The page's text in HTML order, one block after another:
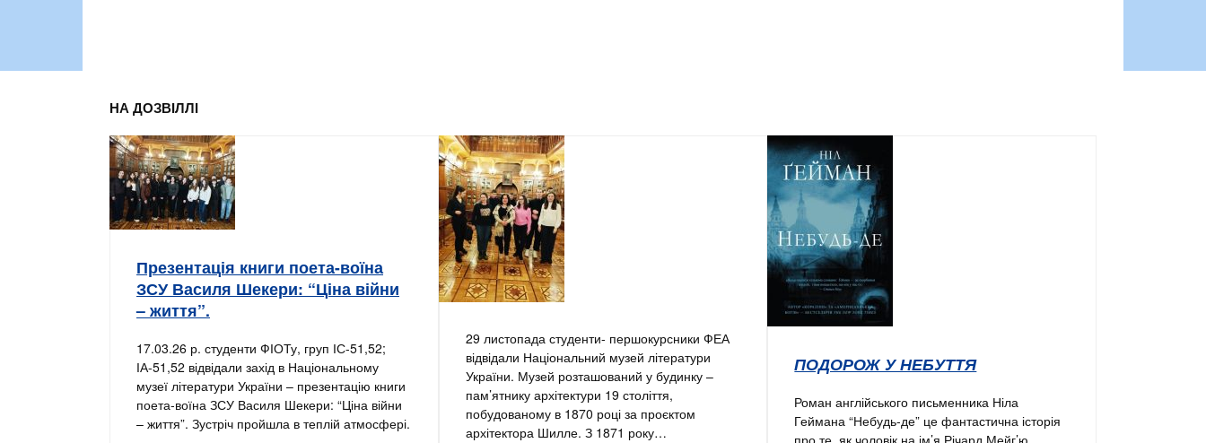
НА ДОЗВІЛЛІ
Презентація книги поета-воїна
ЗСУ Василя Шекери: “Ціна війни
– життя”.
17.03.26 р. студенти ФІОТу, груп ІС-51,52;
ІА-51,52 відвідали захід в Національному
музеї літератури України – презентацію книги
поета-воїна ЗСУ Василя Шекери: “Ціна війни
– життя”. Зустріч пройшла в теплій атмосфері.
29 листопада студенти- першокурсники ФЕА
відвідали Національний музей літератури
України. Музей розташований у будинку –
пам’ятнику архітектури 19 століття,
побудованому в 1870 році за проєктом
архітектора Шилле. З 1871 року…
ПОДОРОЖ У НЕБУТТЯ
Роман англійського письменника Ніла
Геймана “Небудь-де” це фантастична історія
про те, як чоловік на ім’я Річард Мейг’ю